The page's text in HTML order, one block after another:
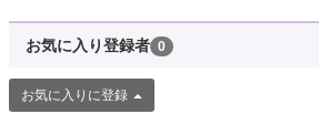
お気に入り登録者 0
お気に入りに登録